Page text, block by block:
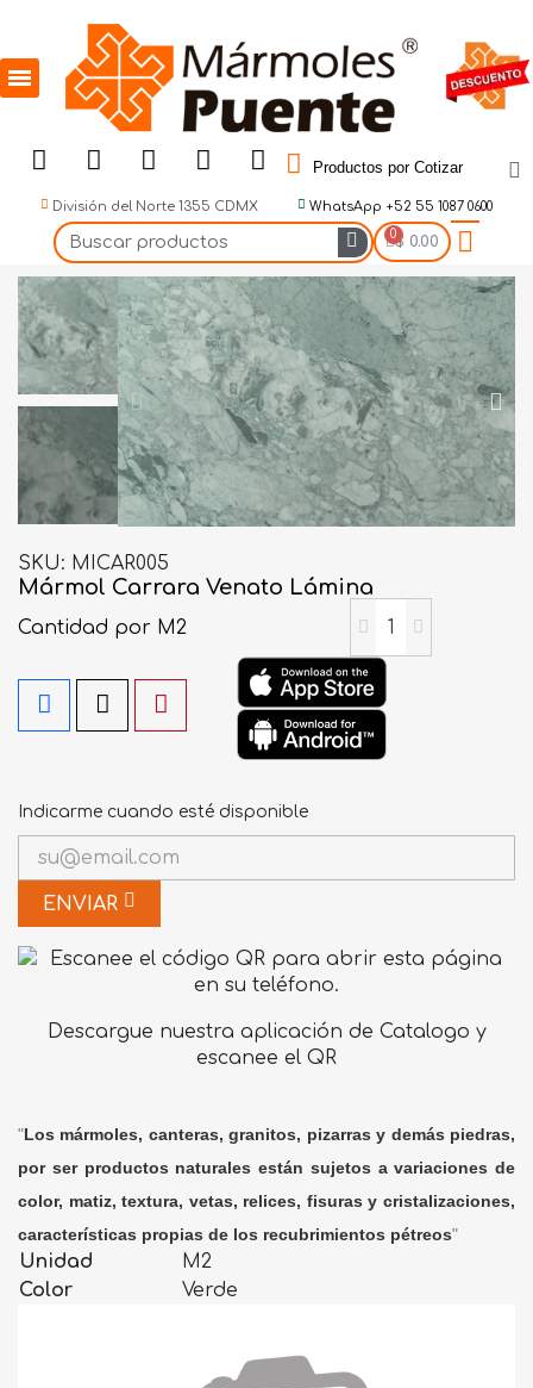
Productos por Cotizar
División del Norte 1355 CDMX WhatsApp +52 55 1087 0600
$ 0.00
SKU MICAR005
Mármol Carrara Venato Lámina
Cantidad por M2
Indicarme cuando esté disponible
ENVIAR
Descargue nuestra aplicación de Catalogo y
escanee el QR
"Los mármoles, canteras, granitos, pizarras y demás piedras,
por ser productos naturales están sujetos a variaciones de
color, matiz, textura, vetas, relices, fisuras y cristalizaciones,
características propias de los recubrimientos pétreos"
Unidad
M2
Color
Verde